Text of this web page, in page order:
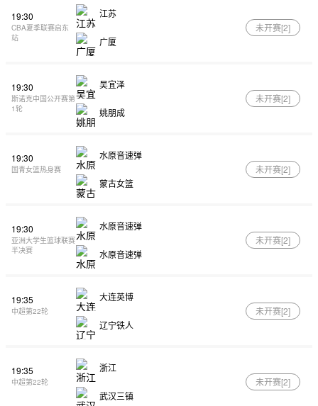
19:30
CBA夏季联赛启东
站
江苏
广厦
未开赛[2]
19:30
斯诺克中国公开赛第
1轮
吴宜泽
姚朋成
未开赛[2]
19:30
国青女篮热身赛
水原音速弹
蒙古女篮
未开赛[2]
19:30
亚洲大学生篮球联赛
半决赛
水原音速弹
水原音速弹
未开赛[2]
19:35
中超第22轮
大连英博
辽宁铁人
未开赛[2]
19:35
中超第22轮
浙江
武汉三镇
未开赛[2]